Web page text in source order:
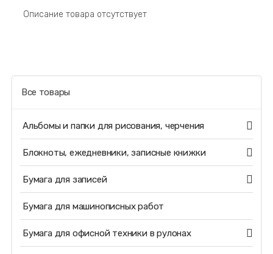
Описание товара отсутствует
Все товары
Альбомы и папки для рисования, черчения
Блокноты, ежедневники, записные книжки
Бумага для записей
Бумага для машинописных работ
Бумага для офисной техники в рулонах